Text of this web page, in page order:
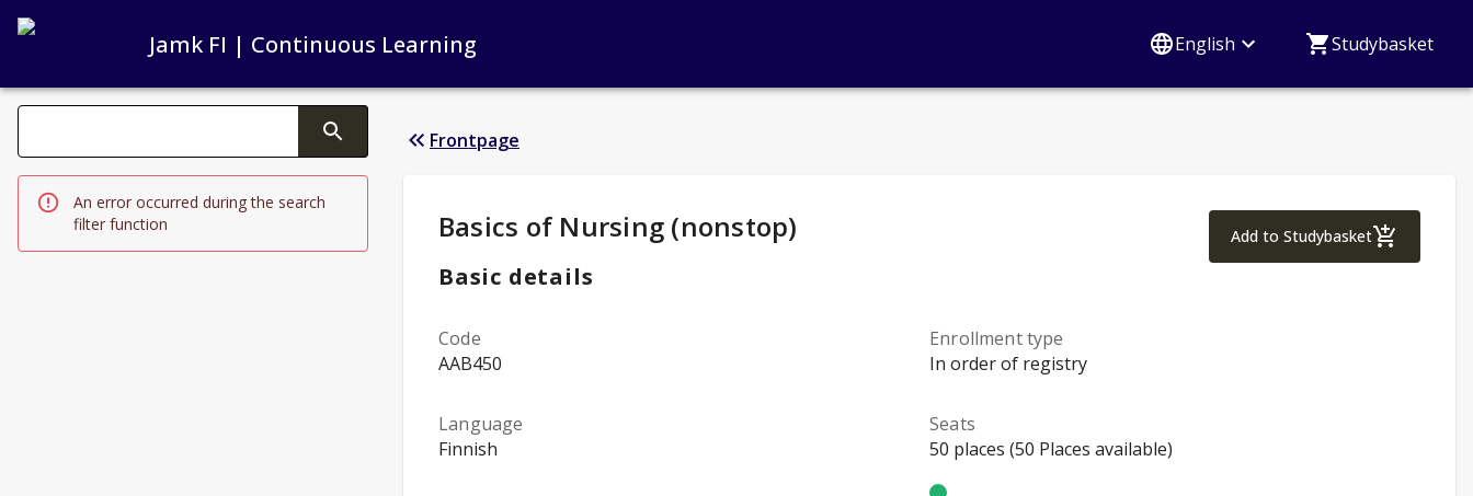
Jamk FI | Continuous Learning English Studybasket
Search filters
Changing the text triggers search
An error occurred during the search
filter function
Frontpage
Study Details:
Basics of Nursing (nonstop) Add to StudybasketBasics of Nursing
Basic details
Code
AAB450
Language
Finnish
Enrollment type
In order of registry
Seats
50 places (50 Places available)